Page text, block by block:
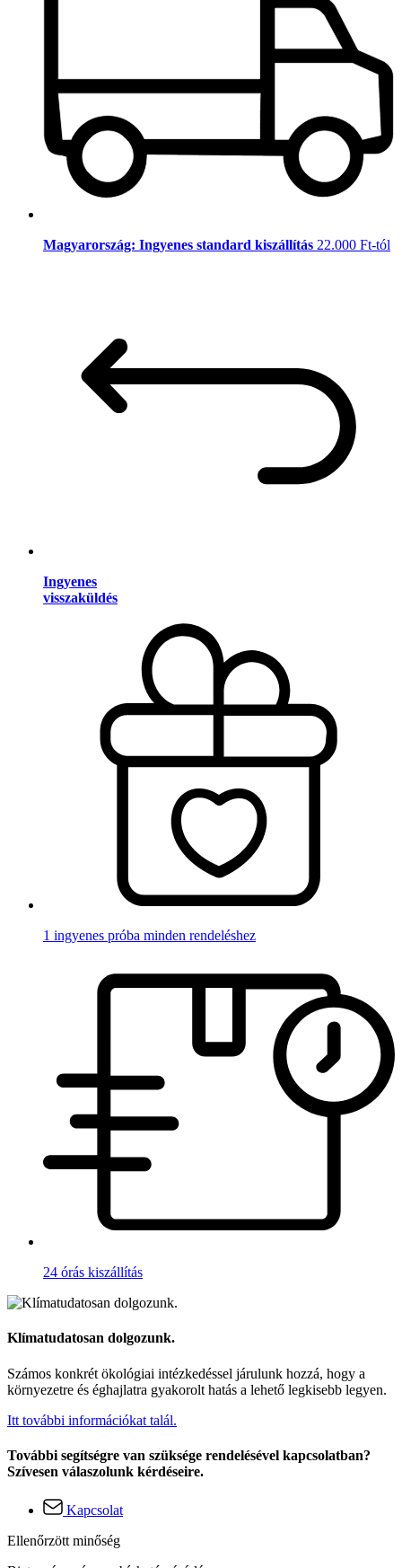
Magyarország: Ingyenes standard kiszállítás 22.000 Ft-tól
Ingyenes
visszaküldés
1 ingyenes próba minden rendeléshez
24 órás kiszállítás
Klímatudatosan dolgozunk.
Számos konkrét ökológiai intézkedéssel járulunk hozzá, hogy a
környezetre és éghajlatra gyakorolt hatás a lehető legkisebb legyen.
Itt további információkat talál.
További segítségre van szüksége rendelésével kapcsolatban?
Szívesen válaszolunk kérdéseire.
Kapcsolat
Ellenőrzött minőség